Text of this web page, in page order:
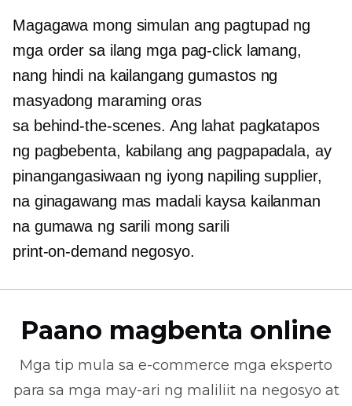
Magagawa mong simulan ang pagtupad ng
mga order sa ilang mga pag-click lamang,
nang hindi na kailangang gumastos ng
masyadong maraming oras
sa behind-the-scenes. Ang lahat pagkatapos
ng pagbebenta, kabilang ang pagpapadala, ay
pinangangasiwaan ng iyong napiling supplier,
na ginagawang mas madali kaysa kailanman
na gumawa ng sarili mong sarili
print-on-demand negosyo.
Paano magbenta online
Mga tip mula sa e-commerce mga eksperto
para sa mga may-ari ng maliliit na negosyo at